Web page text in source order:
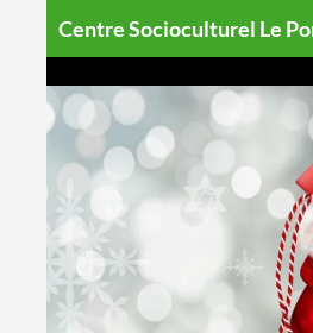
Centre Socioculturel Le